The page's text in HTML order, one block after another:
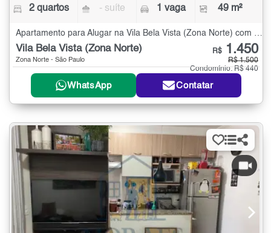
2 quartos - suíte 1 vaga 49 m²
Apartamento para Alugar na Vila Bela Vista (Zona Norte) com 2 quartos - 49 m²
Vila Bela Vista (Zona Norte)
Zona Norte - São Paulo
R$ 1.450
R$ 1.500
Condomínio: R$ 440
WhatsApp Contatar